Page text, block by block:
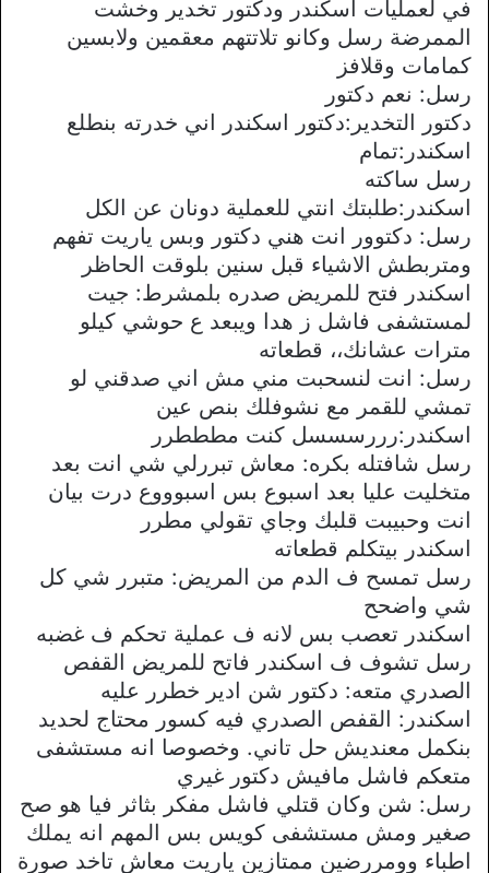
في لعمليات اسكندر ودكتور تخدير وخشت
الممرضة رسل وكانو تلاتتهم معقمين ولابسين
كمامات وقلافز
رسل: نعم دكتور
دكتور التخدير:دكتور اسكندر اني خدرته بنطلع
اسكندر:تمام
رسل ساكته
اسكندر:طلبتك انتي للعملية دونان عن الكل
رسل: دكتوور انت هني دكتور وبس ياريت تفهم
ومتربطش الاشياء قبل سنين بلوقت الحاظر
اسكندر فتح للمريض صدره بلمشرط: جيت
لمستشفى فاشل ز هدا ويبعد ع حوشي كيلو
مترات عشانك،، قطعاته
رسل: انت لنسحبت مني مش اني صدقني لو
تمشي للقمر مع نشوفلك بنص عين
اسكندر:رررسسسل كنت مطططرر
رسل شافتله بكره: معاش تبررلي شي انت بعد
متخليت عليا بعد اسبوع بس اسبوووع درت بيان
انت وحبيبت قلبك وجاي تقولي مطرر
اسكندر بيتكلم قطعاته
رسل تمسح ف الدم من المريض: متبرر شي كل
شي واضحح
اسكندر تعصب بس لانه ف عملية تحكم ف غضبه
رسل تشوف ف اسكندر فاتح للمريض القفص
الصدري متعه: دكتور شن ادير خطرر عليه
اسكندر: القفص الصدري فيه كسور محتاج لحديد
بنكمل معنديش حل تاني. وخصوصا انه مستشفى
متعكم فاشل مافيش دكتور غيري
رسل: شن وكان قتلي فاشل مفكر بثاثر فيا هو صح
صغير ومش مستشفى كويس بس المهم انه يملك
اطباء وومررضين ممتازين ياريت معاش تاخد صورة